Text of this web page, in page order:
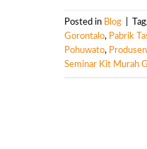
Posted in Blog
Gorontalo, Pabrik
Pohuwato,
Seminar Kit Murah